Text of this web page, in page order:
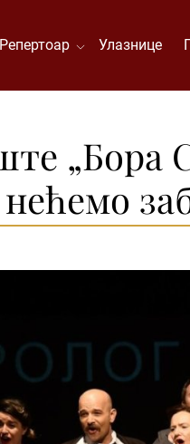
Репертоар Улазнице
„Бора